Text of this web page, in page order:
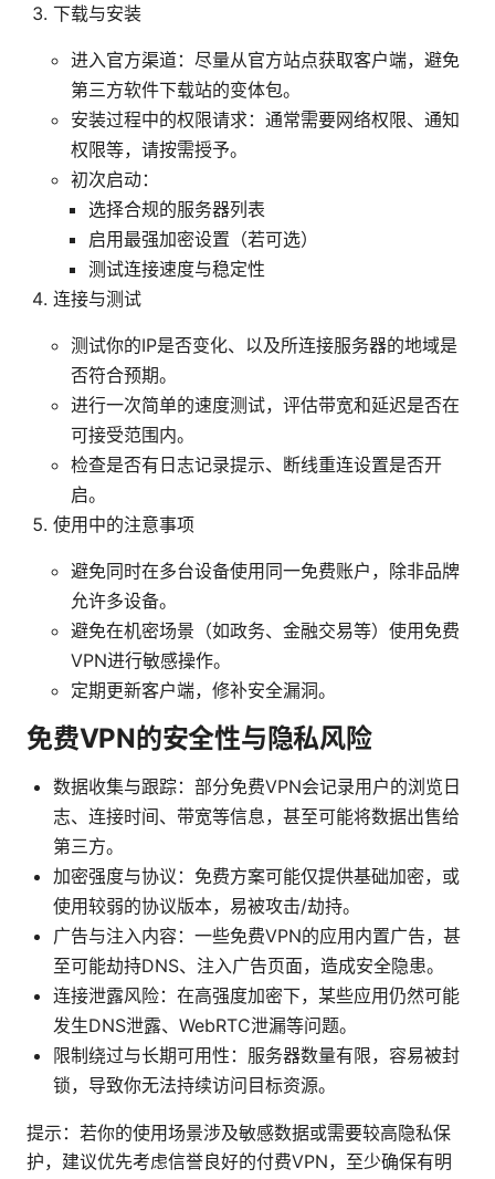
下载与安装
进入官方渠道：尽量从官方站点获取客户端，避免
第三方软件下载站的变体包。
安装过程中的权限请求：通常需要网络权限、通知
权限等，请按需授予。
初次启动：
选择合规的服务器列表
启用最强加密设置（若可选）
测试连接速度与稳定性
连接与测试
测试你的IP是否变化、以及所连接服务器的地域是
否符合预期。
进行一次简单的速度测试，评估带宽和延迟是否在
可接受范围内。
检查是否有日志记录提示、断线重连设置是否开
启。
使用中的注意事项
避免同时在多台设备使用同一免费账户，除非品牌
允许多设备。
避免在机密场景（如政务、金融交易等）使用免费
VPN进行敏感操作。
定期更新客户端，修补安全漏洞。
免费VPN的安全性与隐私风险
数据收集与跟踪：部分免费VPN会记录用户的浏览日
志、连接时间、带宽等信息，甚至可能将数据出售给
第三方。
加密强度与协议：免费方案可能仅提供基础加密，或
使用较弱的协议版本，易被攻击/劫持。
广告与注入内容：一些免费VPN的应用内置广告，甚
至可能劫持DNS、注入广告页面，造成安全隐患。
连接泄露风险：在高强度加密下，某些应用仍然可能
发生DNS泄露、WebRTC泄漏等问题。
限制绕过与长期可用性：服务器数量有限，容易被封
锁，导致你无法持续访问目标资源。
提示：若你的使用场景涉及敏感数据或需要较高隐私保
护，建议优先考虑信誉良好的付费VPN，至少确保有明